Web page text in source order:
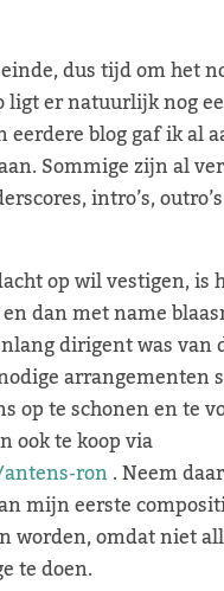
dus tijd om het
ligt er natuurlijk nog
blog gaf ik al
Sommige zijn al
intro’s,
op wil vestigen, is
dan met name
dirigent was van
arrangementen
op te schonen en te
ook te koop via
ron. Neem
mijn eerste
worden, omdat niet
te doen.